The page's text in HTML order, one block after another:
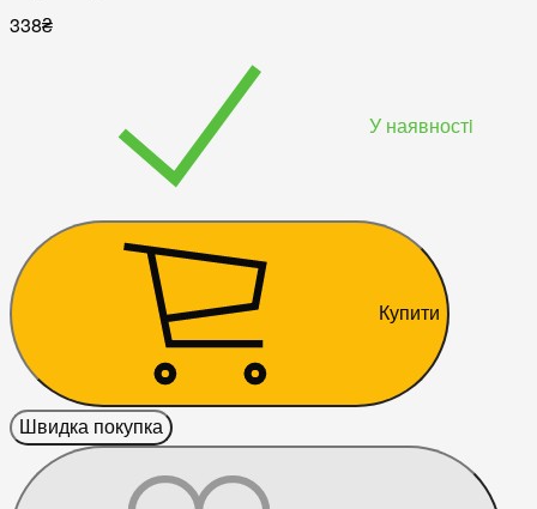
338₴
У наявностi
Купити
Швидка покупка